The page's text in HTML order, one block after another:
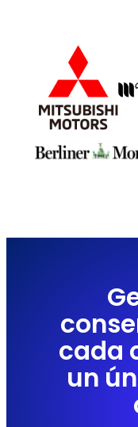
cada
un